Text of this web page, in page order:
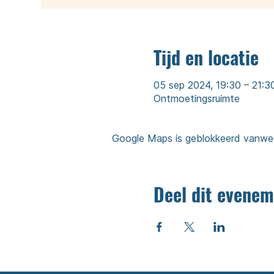
Tijd en locatie
05 sep 2024, 19:30 –
Ontmoetingsruimte
Google Maps is geblokkeerd
Deel dit